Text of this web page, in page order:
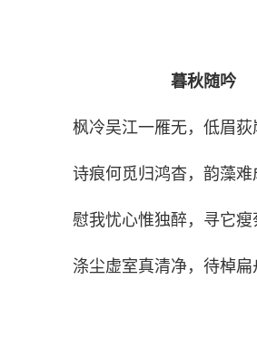
暮秋随吟
枫冷吴江一雁无，低眉荻
诗痕何觅归鸿杳，韵藻难
慰我忧心惟独醉，寻它瘦
涤尘虚室真清净，待棹扁